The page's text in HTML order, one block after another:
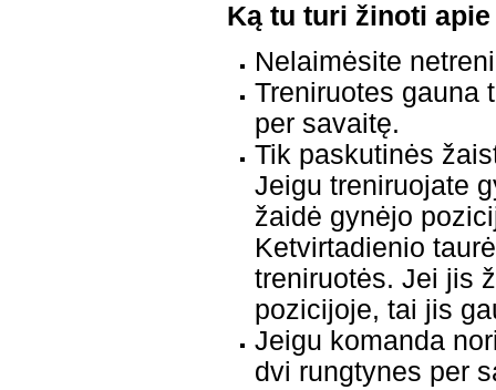
Ką tu turi žinoti
Nelaimėsite
Treniruotes gauna
per savaitę.
Tik paskutinės
Jeigu treniruojate
žaidė gynėjo
Ketvirtadienio
treniruotės. Jei jis
pozicijoje, tai jis
Jeigu komanda
dvi rungtynes per